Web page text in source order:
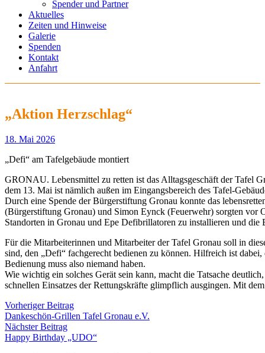
Spender und Partner
Aktuelles
Zeiten und Hinweise
Galerie
Spenden
Kontakt
Anfahrt
„Aktion Herzschlag“
18. Mai 2026
„Defi“ am Tafelgebäude montiert
GRONAU. Lebensmittel zu retten ist das Alltagsgeschäft der Tafel
dem 13. Mai ist nämlich außen im Eingangsbereich des Tafel-
Durch eine Spende der Bürgerstiftung Gronau konnte das
(Bürgerstiftung Gronau) und Simon Eynck (Feuerwehr) sorgten vor
Standorten in Gronau und Epe Defibrillatoren zu installieren und
Für die Mitarbeiterinnen und Mitarbeiter der Tafel Gronau soll in
sind, den „Defi“ fachgerecht bedienen zu können. Hilfreich ist
Bedienung muss also niemand haben.
Wie wichtig ein solches Gerät sein kann, macht die Tatsache
schnellen Einsatzes der Rettungskräfte glimpflich ausgingen. Mit
Beitragsnavigation
Vorheriger BeitragVorheriger
Beitrag:
Dankeschön-Grillen Tafel Gronau e.V.
Nächster BeitragNächster
Beitrag:
Happy Birthday „UDO“